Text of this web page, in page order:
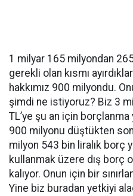
1 milyar 165 milyondan
gerekli olan kısmı
hakkımız 900 milyondu.
şimdi ne istiyoruz? Biz 3
TL’ye şu an için
900 milyonu düştükten
milyon 543 bin liralık borç
kullanmak üzere dış borç
kalıyor. Onun için bir
Yine biz buradan yetkiyi